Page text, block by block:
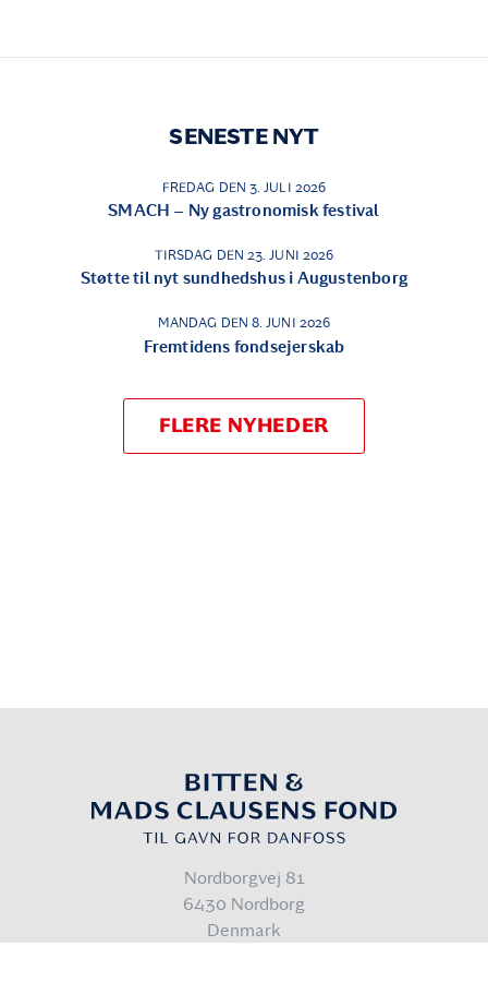
SENESTE NYT
FREDAG DEN 3. JULI 2026
SMACH – Ny gastronomisk festival
TIRSDAG DEN 23. JUNI 2026
Støtte til nyt sundhedshus i Augustenborg
MANDAG DEN 8. JUNI 2026
Fremtidens fondsejerskab
FLERE NYHEDER
Nordborgvej 81
6430 Nordborg
Denmark